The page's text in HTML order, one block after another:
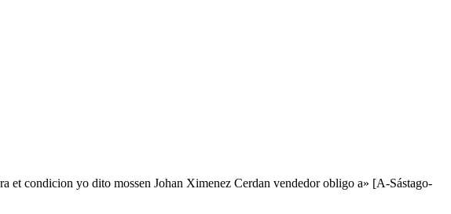
et condicion yo dito mossen Johan Ximenez Cerdan vendedor obligo a» [A-Sástago-